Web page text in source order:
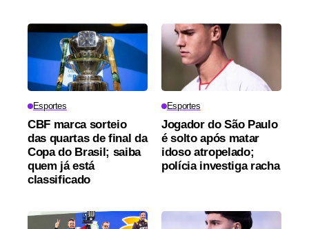
Esportes
CBF marca sorteio
das quartas de final da
Copa do Brasil; saiba
quem já está
classificado
Esportes
Jogador do São Paulo
é solto após matar
idoso atropelado;
polícia investiga racha